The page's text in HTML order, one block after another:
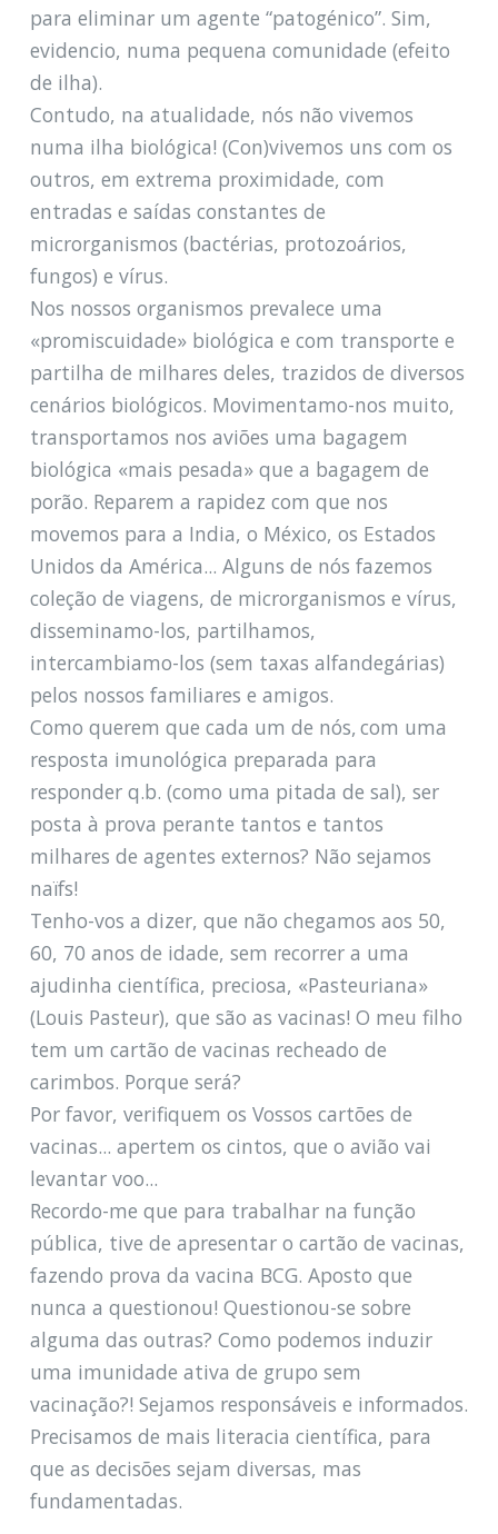
para eliminar um agente “patogénico”. Sim,
evidencio, numa pequena comunidade (efeito
de ilha).
Contudo, na atualidade, nós não vivemos
numa ilha biológica! (Con)vivemos uns com os
outros, em extrema proximidade, com
entradas e saídas constantes de
microrganismos (bactérias, protozoários,
fungos) e vírus.
Nos nossos organismos prevalece uma
«promiscuidade» biológica e com transporte e
partilha de milhares deles, trazidos de diversos
cenários biológicos. Movimentamo-nos muito,
transportamos nos aviões uma bagagem
biológica «mais pesada» que a bagagem de
porão. Reparem a rapidez com que nos
movemos para a India, o México, os Estados
Unidos da América... Alguns de nós fazemos
coleção de viagens, de microrganismos e vírus,
disseminamo-los, partilhamos,
intercambiamo-los (sem taxas alfandegárias)
pelos nossos familiares e amigos.
Como querem que cada um de nós, com uma
resposta imunológica preparada para
responder q.b. (como uma pitada de sal), ser
posta à prova perante tantos e tantos
milhares de agentes externos? Não sejamos
naïfs!
Tenho-vos a dizer, que não chegamos aos 50,
60, 70 anos de idade, sem recorrer a uma
ajudinha científica, preciosa, «Pasteuriana»
(Louis Pasteur), que são as vacinas! O meu filho
tem um cartão de vacinas recheado de
carimbos. Porque será?
Por favor, verifiquem os Vossos cartões de
vacinas... apertem os cintos, que o avião vai
levantar voo...
Recordo-me que para trabalhar na função
pública, tive de apresentar o cartão de vacinas,
fazendo prova da vacina BCG. Aposto que
nunca a questionou! Questionou-se sobre
alguma das outras? Como podemos induzir
uma imunidade ativa de grupo sem
vacinação?! Sejamos responsáveis e informados.
Precisamos de mais literacia científica, para
que as decisões sejam diversas, mas
fundamentadas.